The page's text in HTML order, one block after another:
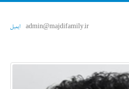
admin@majdifamily.ir ایمیل